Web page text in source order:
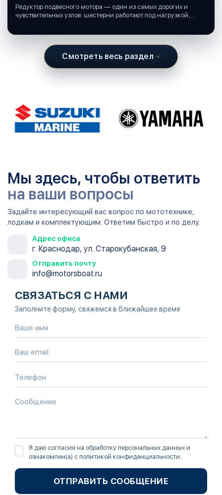
Редуктор подвесного мотора — один из самых дорогих и
чувствительных узлов: шестерни работают под нагрузкой,
Смотреть весь раздел
Мы здесь, чтобы ответить
на ваши вопросы
Задайте интересующий вас вопрос по мототехнике,
лодкам и комплектующим. Ответим быстро и по делу.
Адрес офиса
г. Краснодар, ул. Старокубанская, 9
Отправить почту
info@motorsboat.ru
СВЯЗАТЬСЯ С НАМИ
Заполните форму, свяжемся в ближайшее время
Я даю согласие на обработку персональных данных и
ознакомлен(а) с политикой конфиденциальности
ОТПРАВИТЬ СООБЩЕНИЕ